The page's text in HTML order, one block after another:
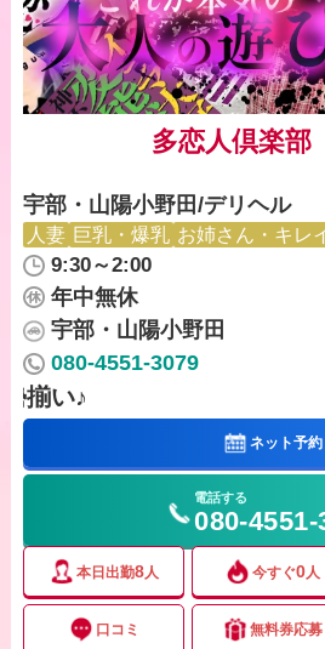
多恋人倶楽
宇部・山陽小野田/デリヘル
人妻 巨乳・爆乳 お姉さん・キレ
9:30～2:00
年中無休
宇部・山陽小野田
080-4551-3079
20代から50代までの色ん
ネット予約
電話する
080-4551-
本日出勤8人 今すぐ0人
口コミ 無料券応募